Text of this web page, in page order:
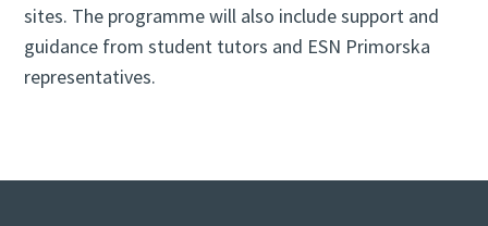
sites. The programme will also include support and
guidance from student tutors and ESN Primorska
representatives.